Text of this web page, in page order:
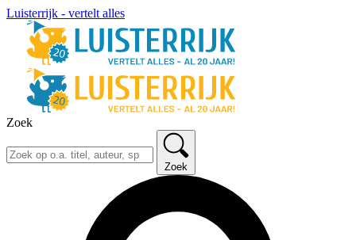
Luisterrijk - vertelt alles
Zoek
Zoek